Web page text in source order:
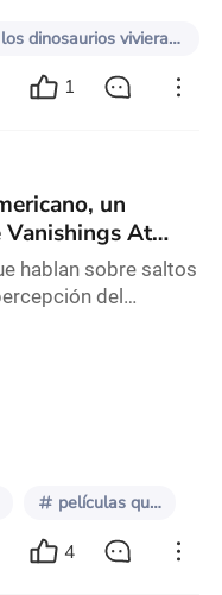
Escribe tu historia: ¿Qué harías si los dinosaurios vivieran hoy?
1
un
At
hablan sobre saltos
del
una joya? Pues
actuaciones
y demás
boquiabierto
muy pasivo y lento
películas que volvería a ver
4